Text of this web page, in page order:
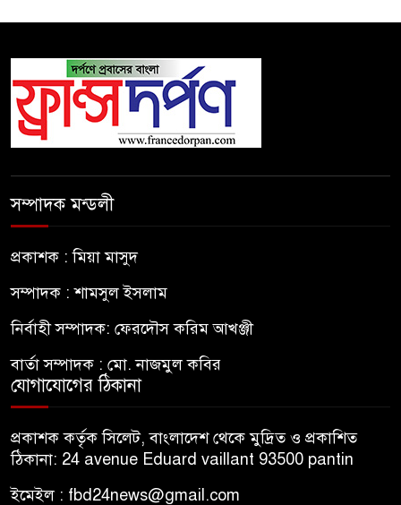
সম্পাদক মন্ডলী
প্রকাশক : মিয়া মাসুদ
সম্পাদক : শামসুল ইসলাম
নির্বাহী সম্পাদক: ফেরদৌস করিম আখঞ্জী
বার্তা সম্পাদক : মো. নাজমুল কবির
যোগাযোগের ঠিকানা
প্রকাশক কর্তৃক সিলেট, বাংলাদেশ থেকে মুদ্রিত ও প্রকাশিত
ঠিকানা: 24 avenue Eduard vaillant 93500 pantin
ইমেইল : fbd24news@gmail.com